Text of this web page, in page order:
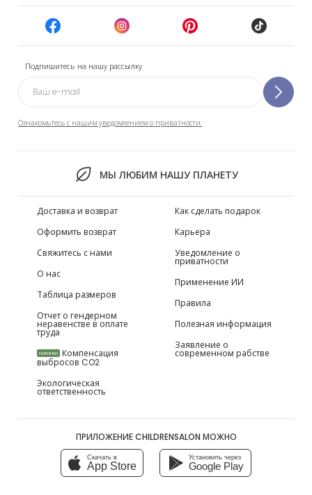
Подпишитесь на нашу рассылку
Ознакомьтесь с нашим уведомлением о приватности.
МЫ ЛЮБИМ НАШУ ПЛАНЕТУ
Доставка и возврат
Оформить возврат
Свяжитесь с нами
О нас
Таблица размеров
Отчет о гендерном
неравенстве в оплате
труда
НОВИНКИ Компенсация
выбросов CO2
Экологическая
ответственность
Как сделать подарок
Карьера
Уведомление о
приватности
Применение ИИ
Правила
Полезная информация
Заявление о
современном рабстве
ПРИЛОЖЕНИЕ CHILDRENSALON МОЖНО
Скачать в
App Store
Установить через
Google Play